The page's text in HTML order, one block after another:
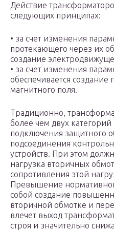
Действие
следующих принципах:
• за счет изменения
протекающего через их
создание
• за счет изменения
обеспечивается
магнитного поля.
Традиционно,
более чем двух
подключения защитного
подсоединения
устройств. При этом
нагрузка вторичных
сопротивления этой
Превышение
собой создание
вторичной обмотке и
влечет выход
строя и значительно